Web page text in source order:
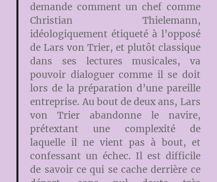
demande comment un chef comme
Christian Thielemann,
idéologiquement étiqueté à l’opposé
de Lars von Trier, et plutôt classique
dans ses lectures musicales, va
pouvoir dialoguer comme il se doit
lors de la préparation d’une pareille
entreprise. Au bout de deux ans, Lars
von Trier abandonne le navire,
prétextant une complexité de
laquelle il ne vient pas à bout, et
confessant un échec. Il est difficile
de savoir ce qui se cache derrière ce